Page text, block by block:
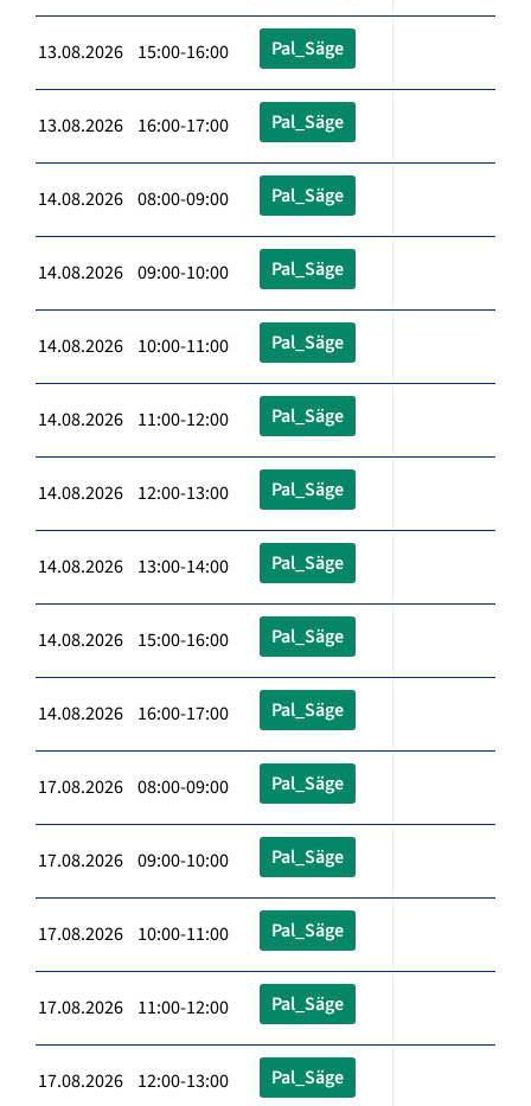
13.08.2026 15:00-16:00 Pal_Säge
13.08.2026 16:00-17:00 Pal_Säge
14.08.2026 08:00-09:00 Pal_Säge
14.08.2026 09:00-10:00 Pal_Säge
14.08.2026 10:00-11:00 Pal_Säge
14.08.2026 11:00-12:00 Pal_Säge
14.08.2026 12:00-13:00 Pal_Säge
14.08.2026 13:00-14:00 Pal_Säge
14.08.2026 15:00-16:00 Pal_Säge
14.08.2026 16:00-17:00 Pal_Säge
17.08.2026 08:00-09:00 Pal_Säge
17.08.2026 09:00-10:00 Pal_Säge
17.08.2026 10:00-11:00 Pal_Säge
17.08.2026 11:00-12:00 Pal_Säge
17.08.2026 12:00-13:00 Pal_Säge